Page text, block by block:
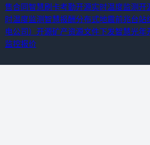
售合同智慧刷卡考勤开源实时温度监测开
时温度监测智慧报酬分布式地震前兆台站
电公司） 开源矿产资源文件下发智慧光年
监控报价